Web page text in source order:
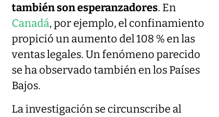
también son esperanzadores. En
Canadá, por ejemplo, el confinamiento
propició un aumento del 108 % en las
ventas legales. Un fenómeno parecido
se ha observado también en los Países
Bajos.
La investigación se circunscribe al